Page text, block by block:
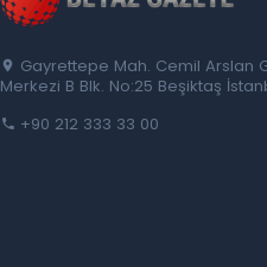
Gayrettepe Mah. Cemil Arslan
Merkezi B Blk. No:25 Beşiktaş
+90 212 333 33 00